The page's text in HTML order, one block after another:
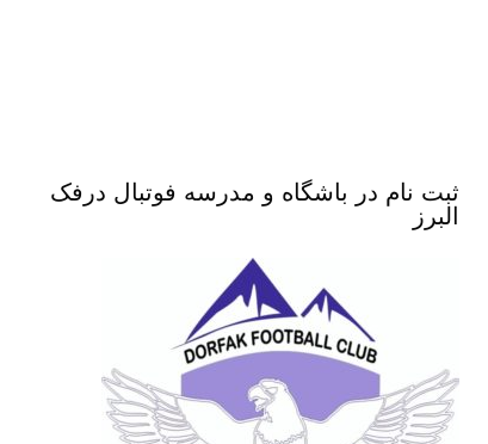
ثبت نام در باشگاه و مدرسه فوتبال درفک
البرز